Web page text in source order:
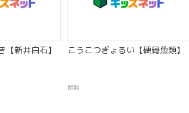
【新井白石】 こうこつぎょるい【硬骨魚類】
辞典